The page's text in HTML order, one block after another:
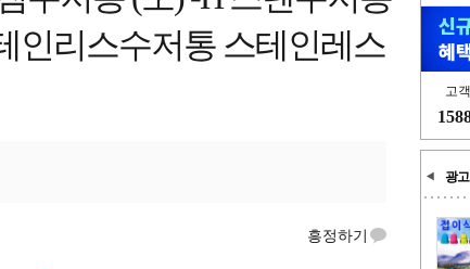
고
광고
인리스수저통 스테인레스
흥정하기